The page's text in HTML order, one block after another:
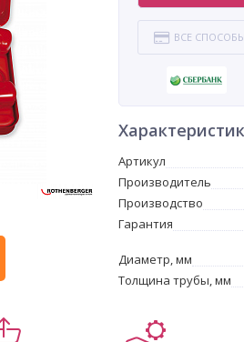
ВСЕ
Артикул
Производитель
Производство
Гарантия
Диаметр, мм
Толщина трубы, мм